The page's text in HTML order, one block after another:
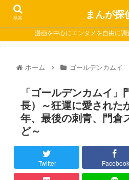
漫画を中心にエンタメを自由に調
ホーム ゴールデンカムイ
「ゴールデンカムイ
長）～狂運に愛された
年、最後の刺青、門倉
ど～
Twitter Facebook
検索 まんが探